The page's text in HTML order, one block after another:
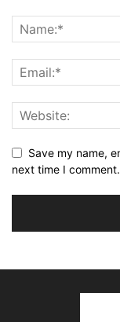
Save my name,
next time I comment.